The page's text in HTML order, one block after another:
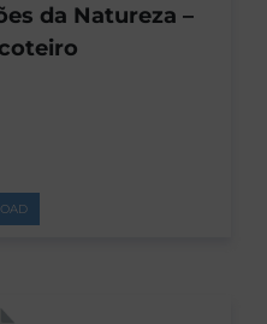
da Natureza –